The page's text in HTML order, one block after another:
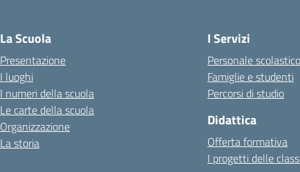
La Scuola
Presentazione
I luoghi
I numeri della scuola
Le carte della scuola
Organizzazione
La storia
I Servizi
Personale scolastico
Famiglie e studenti
Percorsi di studio
Didattica
Offerta formativa
I progetti delle classi